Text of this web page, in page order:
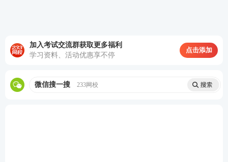
模考大赛火热持续进行中，还没参与的考生抓紧入
局，一次参与解锁双重收获！依托全真模拟考试场
路、熟悉考场节奏；同时全力冲刺50元京东卡好礼，
加入考试交流群获取更多福利
学习资料、活动优惠享不停
点击添加
微信搜一搜 233网校